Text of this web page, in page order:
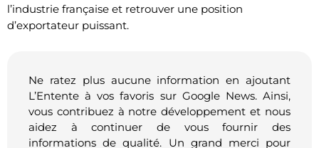
l’industrie française et retrouver une position
d’exportateur puissant.
Ne ratez plus aucune information en ajoutant
L’Entente à vos favoris sur Google News. Ainsi,
vous contribuez à notre développement et nous
aidez à continuer de vous fournir des
informations de qualité. Un grand merci pour